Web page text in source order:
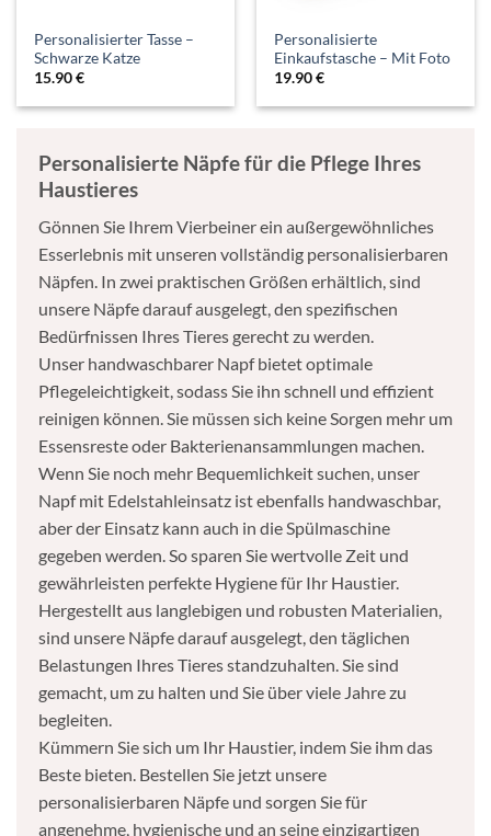
Personalisierter Tasse –
Schwarze Katze
15.90€
Personalisierte
Einkaufstasche – Mit Foto
19.90€
Personalisierte Näpfe für die Pflege Ihres
Haustieres
Gönnen Sie Ihrem Vierbeiner ein außergewöhnliches
Esserlebnis mit unseren vollständig personalisierbaren
Näpfen. In zwei praktischen Größen erhältlich, sind
unsere Näpfe darauf ausgelegt, den spezifischen
Bedürfnissen Ihres Tieres gerecht zu werden.
Unser handwaschbarer Napf bietet optimale
Pflegeleichtigkeit, sodass Sie ihn schnell und effizient
reinigen können. Sie müssen sich keine Sorgen mehr um
Essensreste oder Bakterienansammlungen machen.
Wenn Sie noch mehr Bequemlichkeit suchen, unser
Napf mit Edelstahleinsatz ist ebenfalls handwaschbar,
aber der Einsatz kann auch in die Spülmaschine
gegeben werden. So sparen Sie wertvolle Zeit und
gewährleisten perfekte Hygiene für Ihr Haustier.
Hergestellt aus langlebigen und robusten Materialien,
sind unsere Näpfe darauf ausgelegt, den täglichen
Belastungen Ihres Tieres standzuhalten. Sie sind
gemacht, um zu halten und Sie über viele Jahre zu
begleiten.
Kümmern Sie sich um Ihr Haustier, indem Sie ihm das
Beste bieten. Bestellen Sie jetzt unsere
personalisierbaren Näpfe und sorgen Sie für
angenehme, hygienische und an seine einzigartigen